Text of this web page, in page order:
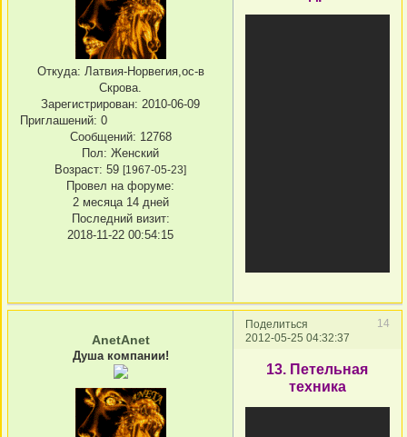
Откуда: Латвия-Норвегия,ос-в
Скрова.
Зарегистрирован: 2010-06-09
Приглашений: 0
Сообщений: 12768
Пол: Женский
Возраст: 59 [1967-05-23]
Провел на форуме:
2 месяца 14 дней
Последний визит:
2018-11-22 00:54:15
Поделиться
14
2012-05-25 04:32:37
AnetAnet
Душа компании!
13. Петельная
техника